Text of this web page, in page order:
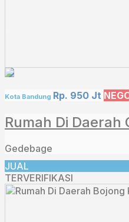
Kota Bandung Rp. 950 Jt
Rumah Di Daerah
Gedebage
JUAL
TERVERIFIKASI